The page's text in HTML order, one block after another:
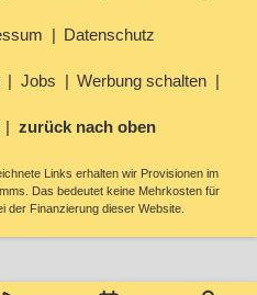
Datenschutz
Jobs Werbung schalten
zurück nach oben
Links erhalten wir Provisionen im
Das bedeutet keine Mehrkosten für
der Finanzierung dieser Website.